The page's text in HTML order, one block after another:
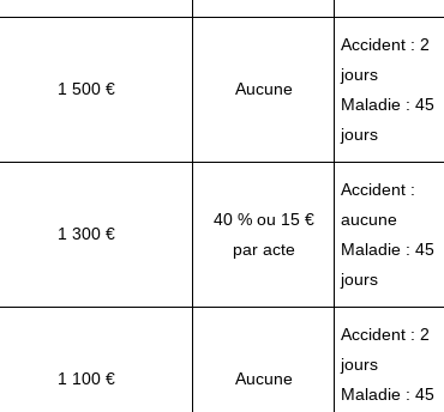
1 500 € Aucune
Accident : 2
jours
Maladie : 45
jours
1 300 €
40 % ou 15 €
par acte
Accident :
aucune
Maladie : 45
jours
1 100 € Aucune
Accident : 2
jours
Maladie : 45